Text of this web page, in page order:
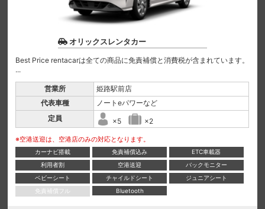
オリックスレンタカー
Best Price rentacarは全ての商品に免責補償と消費税が含まれています。
...
営業所
姫路駅前店
代表車種
ノートeパワーなど
定員
×5 ×2
※空港送迎は、空港店のみの対応となります。
カーナビ搭載 免責補償込み
ETC車載器
利用者割
空港送迎
バックモニター
ベビーシート
チャイルドシート
ジュニアシート
免責補償フル
Bluetooth